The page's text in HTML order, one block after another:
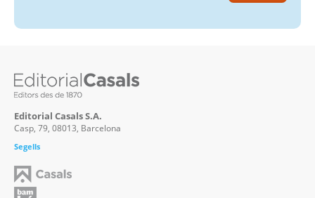
Editorial Casals S.A.
Casp, 79, 08013, Barcelona
Segells